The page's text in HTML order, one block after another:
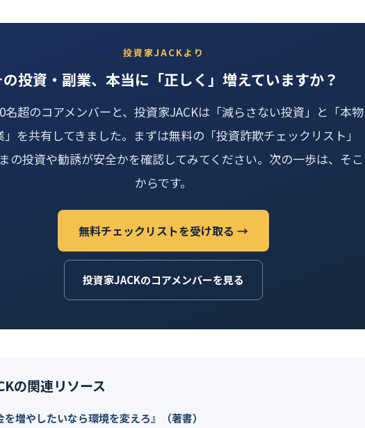
投資家JACKより
の投資・副業、本当に「正しく」増えていますか？
名超のコアメンバーと、投資家JACKは「減らさない投資」と「本物
」を共有してきました。まずは無料の「投資詐欺チェックリスト」
の投資や勧誘が安全かを確認してみてください。次の一歩は、そこ
からです。
無料チェックリストを受け取る →
投資家JACKのコアメンバーを見る
の関連リソース
を増やしたいなら環境を変えろ』（著書）